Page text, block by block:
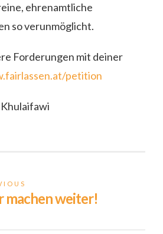
ehrenamtliche
so verunmöglicht.
Forderungen mit deiner
petition
machen weiter!